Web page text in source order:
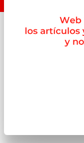
Inicio Memorias